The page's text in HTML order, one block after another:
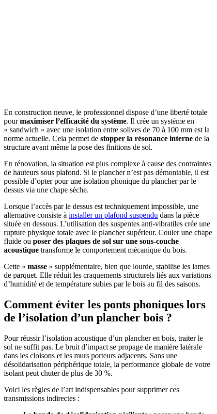
En construction neuve, le professionnel dispose d’une liberté totale
pourmaximiser l’efficacité du système. Il crée un système en
« sandwich » avec une isolation entre solives de 70 à 100 mm est la
norme actuelle. Cela permet de stopper la résonance interne de la
structure avant même la pose des finitions de sol.
En rénovation, la situation est plus complexe à cause des contraintes
de hauteurs sous plafond. Si le plancher n’est pas démontable, il est
possible d’opter pour une isolation phonique du plancher par le
dessus via une chape sèche.
Lorsque l’accès par le dessus est techniquement impossible, une
alternative consiste à installer un plafond suspendu dans la pièce
située en dessous. L’utilisation des suspentes anti-vibratiles crée une
rupture physique totale avec le plancher supérieur. Couler une chape
fluide ou poser des plaques de sol sur une sous-couche
acoustique transforme le comportement mécanique du bois.
Cette « masse » supplémentaire, bien que lourde, stabilise les lames
de parquet. Elle réduit les craquements structurels liés aux variations
d’humidité et de température subies par le bois au fil des saisons.
Comment éviter les ponts phoniques lors
de l’isolation d’un plancher bois ?
Pour réussir l’isolation acoustique d’un plancher en bois, traiter le
sol ne suffit pas. Le bruit d’impact se propage de manière latérale
dans les cloisons et les murs porteurs adjacents. Sans une
désolidarisation périphérique totale, la performance globale de votre
isolant peut chuter de plus de 30 %.
Voici les règles de l’art indispensables pour supprimer ces
transmissions indirectes :